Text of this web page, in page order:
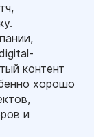
контент
хорошо
и